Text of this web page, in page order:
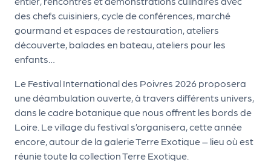
des chefs cuisiniers, cycle de conférences, marché
gourmand et espaces de restauration, ateliers
découverte, balades en bateau, ateliers pour les
enfants…
Le Festival International des Poivres 2026 proposera
une déambulation ouverte, à travers différents univers,
dans le cadre botanique que nous offrent les bords de
Loire. Le village du festival s’organisera, cette année
encore, autour de la galerie Terre Exotique – lieu où est
réunie toute la collection Terre Exotique.
n
i
s
a
t
e
u
r